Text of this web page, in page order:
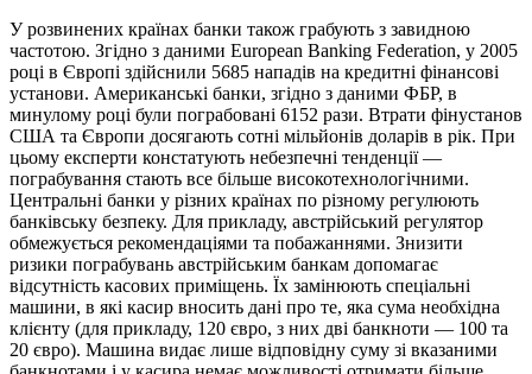
У розвинених країнах банки також грабують з завидною
частотою. Згідно з даними European Banking Federation, у 2005
році в Європі здійснили 5685 нападів на кредитні фінансові
установи. Американські банки, згідно з даними ФБР, в
минулому році були пограбовані 6152 рази. Втрати фінустанов
США та Європи досягають сотні мільйонів доларів в рік. При
цьому експерти констатують небезпечні тенденції —
пограбування стають все більше високотехнологічними.
Центральні банки у різних країнах по різному регулюють
банківську безпеку. Для прикладу, австрійський регулятор
обмежується рекомендаціями та побажаннями. Знизити
ризики пограбувань австрійським банкам допомагає
відсутність касових приміщень. Їх замінюють спеціальні
машини, в які касир вносить дані про те, яка сума необхідна
клієнту (для прикладу, 120 євро, з них дві банкноти — 100 та
20 євро). Машина видає лише відповідну суму зі вказаними